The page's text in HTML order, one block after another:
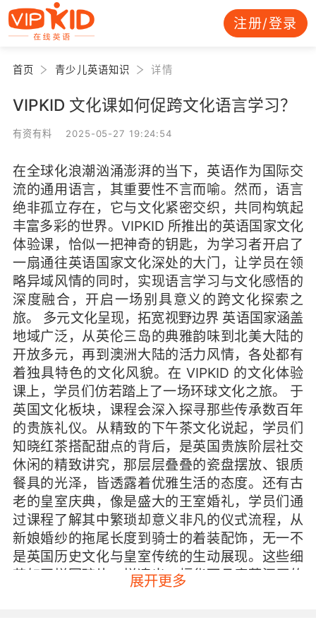
注册/登录
首页 青少儿英语知识 详情
VIPKID 文化课如何促跨文化语言学习？
有资有料 2025-05-27 19:24:54
在全球化浪潮汹涌澎湃的当下，英语作为国际交
流的通用语言，其重要性不言而喻。然而，语言
绝非孤立存在，它与文化紧密交织，共同构筑起
丰富多彩的世界。VIPKID 所推出的英语国家文化
体验课，恰似一把神奇的钥匙，为学习者开启了
一扇通往英语国家文化深处的大门，让学员在领
略异域风情的同时，实现语言学习与文化感悟的
深度融合，开启一场别具意义的跨文化探索之
旅。 多元文化呈现，拓宽视野边界 英语国家涵盖
地域广泛，从英伦三岛的典雅韵味到北美大陆的
开放多元，再到澳洲大陆的活力风情，各处都有
着独具特色的文化风貌。在 VIPKID 的文化体验
课上，学员们仿若踏上了一场环球文化之旅。 于
英国文化板块，课程会深入探寻那些传承数百年
的贵族礼仪。从精致的下午茶文化说起，学员们
知晓红茶搭配甜点的背后，是英国贵族阶层社交
休闲的精致讲究，那层层叠叠的瓷盘摆放、银质
餐具的光泽，皆透露着优雅生活的态度。还有古
老的皇室庆典，像是盛大的王室婚礼，学员们通
过课程了解其中繁琐却意义非凡的仪式流程，从
新娘婚纱的拖尾长度到骑士的着装配饰，无一不
是英国历史文化与皇室传统的生动展现。这些细
节如同拼图碎片，拼凑出一幅华丽且底蕴深厚的
英国文化全景图，让学员们突破地域限制，将视
展开更多